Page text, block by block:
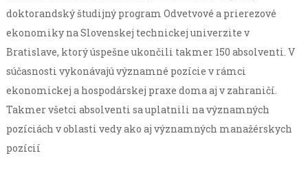
doktorandský študijný program Odvetvové a prierezové
ekonomiky na Slovenskej technickej univerzite v
Bratislave, ktorý úspešne ukončili takmer 150 absolventi. V
súčasnosti vykonávajú významné pozície v rámci
ekonomickej a hospodárskej praxe doma aj v zahraničí.
Takmer všetci absolventi sa uplatnili na významných
pozíciách v oblasti vedy ako aj významných manažérskych
pozícií